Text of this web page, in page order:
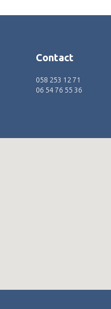
Contact
058 253 12 71
06 54 76 55 36